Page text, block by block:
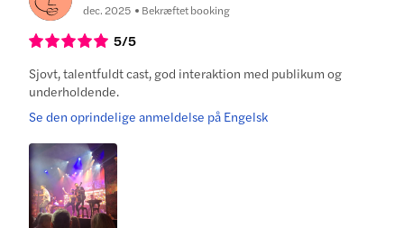
dec. 2025 Bekræftet booking
5/5
Sjovt, talentfuldt cast, god interaktion med publikum og
underholdende.
Se den oprindelige anmeldelse på Engelsk